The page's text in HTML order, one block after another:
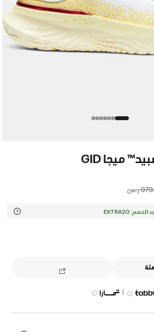
Price reduced
ر.س to
|